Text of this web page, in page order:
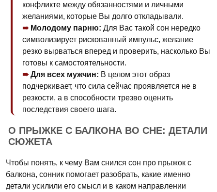
конфликте между обязанностями и личными
желаниями, которые Вы долго откладывали.
Молодому парню: Для Вас такой сон нередко
символизирует рискованный импульс, желание
резко вырваться вперед и проверить, насколько Вы
готовы к самостоятельности.
Для всех мужчин: В целом этот образ
подчеркивает, что сила сейчас проявляется не в
резкости, а в способности трезво оценить
последствия своего шага.
О ПРЫЖКЕ С БАЛКОНА ВО СНЕ: ДЕТАЛИ
СЮЖЕТА
Чтобы понять, к чему Вам снился сон про прыжок с
балкона, сонник помогает разобрать, какие именно
детали усилили его смысл и в каком направлении